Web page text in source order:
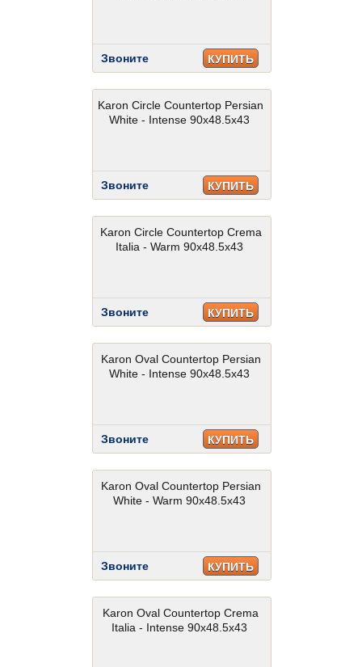
Звоните КУПИТЬ
Karon Circle Countertop Persian
White - Intense 90x48.5x43
Звоните КУПИТЬ
Karon Circle Countertop Crema
Italia - Warm 90x48.5x43
Звоните КУПИТЬ
Karon Oval Countertop Persian
White - Intense 90x48.5x43
Звоните КУПИТЬ
Karon Oval Countertop Persian
White - Warm 90x48.5x43
Звоните КУПИТЬ
Karon Oval Countertop Crema
Italia - Intense 90x48.5x43